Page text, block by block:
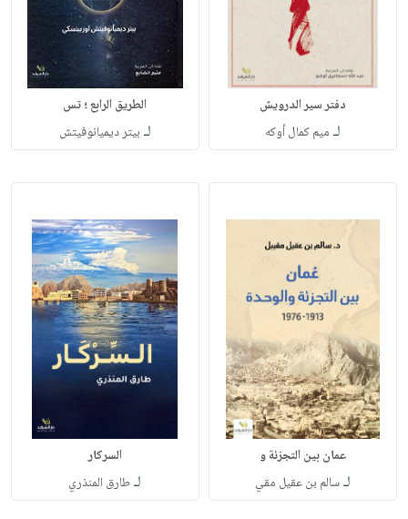
دفتر سير الدرويش
لـ ميم كمال أوكه
الطريق الرابع ؛ تس
لـ بيتر ديميانوفيتش
عمان بين التجزئة و
لـسالم بن عقيل مقي
السركار
لـطارق المنذري